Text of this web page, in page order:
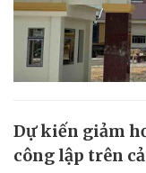
Dự kiến giảm
công lập trên